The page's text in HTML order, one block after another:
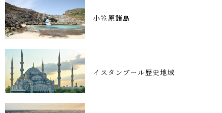
小笠原諸島
イスタンブール歴史地域